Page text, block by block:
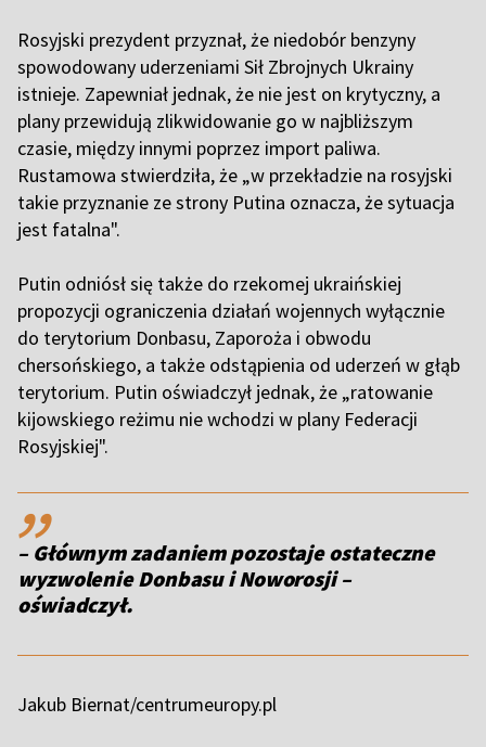
Rosyjski prezydent przyznał, że niedobór benzyny
spowodowany uderzeniami Sił Zbrojnych Ukrainy
istnieje. Zapewniał jednak, że nie jest on krytyczny, a
plany przewidują zlikwidowanie go w najbliższym
czasie, między innymi poprzez import paliwa.
Rustamowa stwierdziła, że „w przekładzie na rosyjski
takie przyznanie ze strony Putina oznacza, że sytuacja
jest fatalna".
Putin odniósł się także do rzekomej ukraińskiej
propozycji ograniczenia działań wojennych wyłącznie
do terytorium Donbasu, Zaporoża i obwodu
chersońskiego, a także odstąpienia od uderzeń w głąb
terytorium. Putin oświadczył jednak, że „ratowanie
kijowskiego reżimu nie wchodzi w plany Federacji
Rosyjskiej".
,,
– Głównym zadaniem pozostaje ostateczne
wyzwolenie Donbasu i Noworosji –
oświadczył.
Jakub Biernat/centrumeuropy.pl